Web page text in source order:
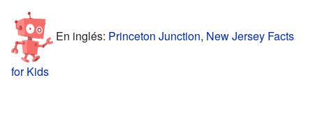
En inglés: Princeton Junction, New Jersey Facts
for Kids